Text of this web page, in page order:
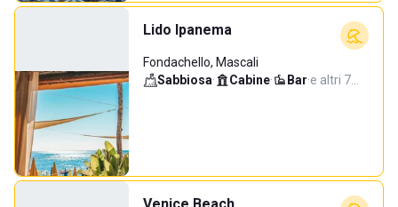
Lido Ipanema
Fondachello, Mascali
Sabbiosa· Cabine· Bar·e altri 7…